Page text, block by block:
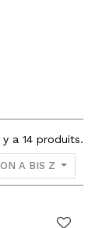
y a 14 produits.
A BIS Z